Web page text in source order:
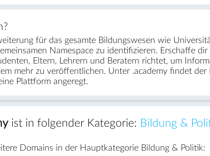
für das gesamte Bildungswesen wie
Namespace zu identifizieren. Erschaffe
Eltern, Lehrern und Beratern richtet, um
mehr zu veröffentlichen. Unter .academy findet
Plattform angeregt.
ist in folgender Kategorie: Bildung &
Domains in der Hauptkategorie Bildung & Politik: